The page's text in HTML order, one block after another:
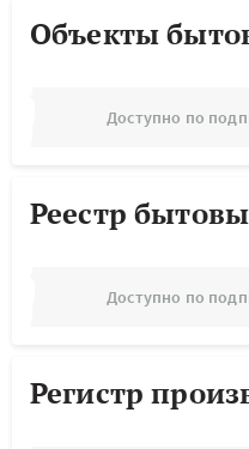
Объекты
Доступно по
Реестр
Доступно по
Регистр